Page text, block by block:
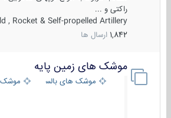
راکتی و ...
, Rocket & Self-propelled Artillery ...
1,842 ارسال ها
موشک های زمین پایه
موشک های بالستیک موشک